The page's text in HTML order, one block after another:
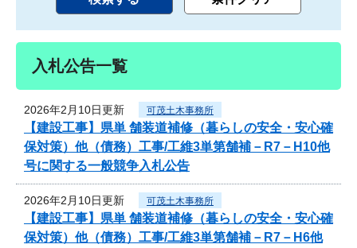
入札公告一覧
2026年2月10日更新 可茂土木事務所
【建設工事】県単 舗装道補修（暮らしの安全・安心確
保対策）他（債務）工事/工維3単第舗補－R7－H10他
号に関する一般競争入札公告
2026年2月10日更新 可茂土木事務所
【建設工事】県単 舗装道補修（暮らしの安全・安心確
保対策）他（債務）工事/工維3単第舗補－R7－H6他